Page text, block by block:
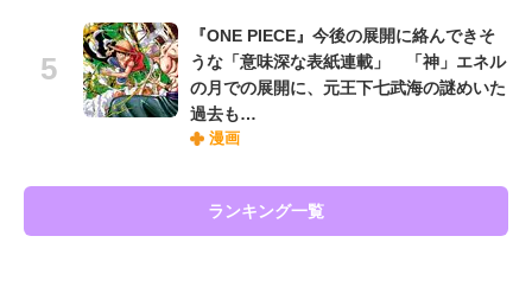
『ONE PIECE』今後の展開に絡んできそ
うな「意味深な表紙連載」 「神」エネル
の月での展開に、元王下七武海の謎めいた
過去も…
漫画
ランキング一覧